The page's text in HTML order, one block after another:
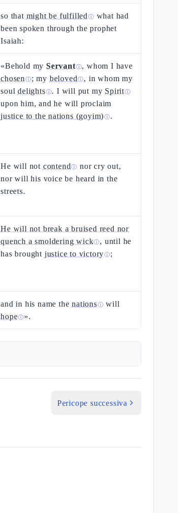
so that might be fulfilled ⓘ what had
been spoken through the prophet
Isaiah:
«Behold myServantⓘ, whom I have
chosen ⓘ; my beloved ⓘ, in whom my
souldelightsⓘ. I will put my Spiritⓘ
upon him, and he will proclaim
justice to the nations (goyim)ⓘ.
He will not contend ⓘ nor cry out,
nor will his voice be heard in the
streets.
He will not break a bruised reed nor
quench a smoldering wickⓘ, until he
has brought justice to victoryⓘ;
and in his name thenationsⓘ will
hopeⓘ».
Pericope successiva